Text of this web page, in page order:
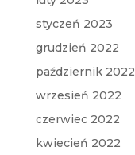
styczeń 2023
grudzień 2022
październik 2022
wrzesień 2022
czerwiec 2022
kwiecień 2022